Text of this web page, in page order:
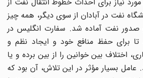
نفت در آبادان از سوی دیگر، همه چیز
صدور نفت آماده شد. سفارت انگلیس در
برای حفظ منافع خود و ایجاد نظم و
اختلاف بین خوانین را از بین برده و یا
بسیار مؤثر در این تلاش، آن بود که